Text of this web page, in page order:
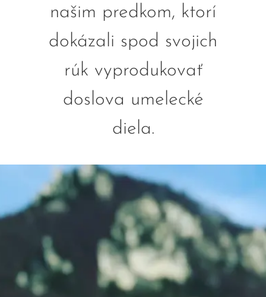
našim predkom, ktorí
dokázali spod svojich
rúk vyprodukovať
doslova umelecké
diela.